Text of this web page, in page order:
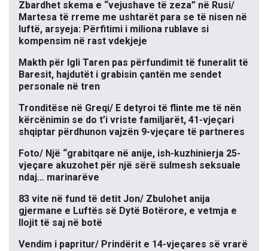
Zbardhet skema e “vejushave të zeza” në Rusi/
Martesa të rreme me ushtarët para se të nisen në
luftë, arsyeja: Përfitimi i miliona rublave si
kompensim në rast vdekjeje
Makth për Igli Taren pas përfundimit të funeralit të
Baresit, hajdutët i grabisin çantën me sendet
personale në tren
Tronditëse në Greqi/ E detyroi të flinte me të nën
kërcënimin se do t’i vriste familjarët, 41-vjeçari
shqiptar përdhunon vajzën 9-vjeçare të partneres
Foto/ Një “grabitqare në anije, ish-kuzhinierja 25-
vjeçare akuzohet për një sërë sulmesh seksuale
ndaj… marinarëve
83 vite në fund të detit Jon/ Zbulohet anija
gjermane e Luftës së Dytë Botërore, e vetmja e
llojit të saj në botë
Vendim i papritur/ Prindërit e 14-vjeçares së vrarë